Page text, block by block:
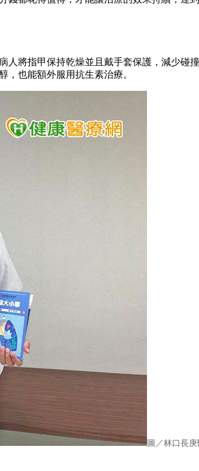
將指甲保持乾燥並且戴手套保護，減少碰
，也能額外服用抗生素治療。
圖／林口長